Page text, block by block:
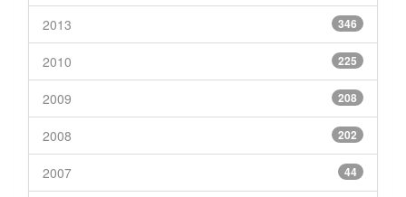
346
2013
225
2010
208
2009
202
2008
44
2007